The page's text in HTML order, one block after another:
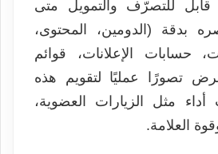
قابل للتصرّف والتمويل متى
بدقة (الدومين، المحتوى،
حسابات الإعلانات، قوائم
تصورًا عمليًا لتقويم هذه
مثل الزيارات العضوية،
العلامة.